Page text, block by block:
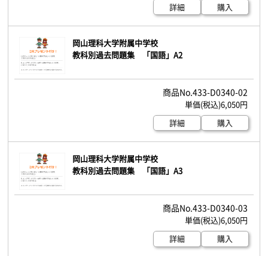
詳細
購入
岡山理科大学附属中学校
教科別過去問題集 「国語」A2
433-D0340-02
6,050円
詳細
購入
岡山理科大学附属中学校
教科別過去問題集 「国語」A3
433-D0340-03
6,050円
詳細
購入